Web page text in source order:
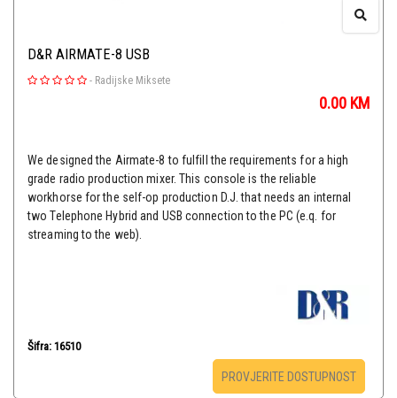
D&R AIRMATE-8 USB
- Radijske Miksete
0.00 KM
We designed the Airmate-8 to fulfill the requirements for a high
grade radio production mixer. This console is the reliable
workhorse for the self-op production D.J. that needs an internal
two Telephone Hybrid and USB connection to the PC (e.q. for
streaming to the web).
Šifra: 16510
PROVJERITE DOSTUPNOST